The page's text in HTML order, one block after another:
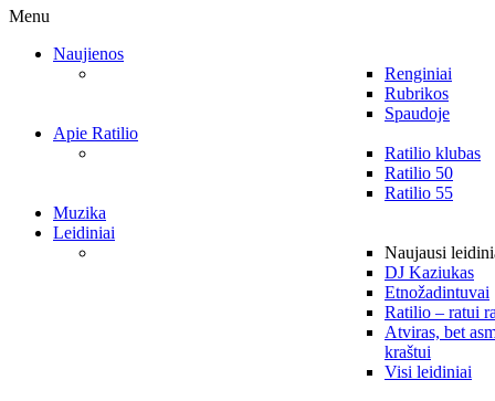
Menu
Naujienos
Renginiai
Rubrikos
Spaudoje
Apie Ratilio
Ratilio klubas
Ratilio 50
Ratilio 55
Muzika
Leidiniai
Naujausi
DJ Kaziukas
Etnožadintuvai
Ratilio – ratui
Atviras, bet
kraštui
Visi leidiniai